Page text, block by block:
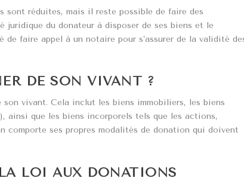
sont réduites, mais il reste possible de faire des
du donateur à disposer de ses biens et le
faire appel à un notaire pour s’assurer de la validité
DE SON VIVANT ?
vivant. Cela inclut les biens immobiliers, les biens
ainsi que les biens incorporels tels que les actions,
ses propres modalités de donation qui doivent
LOI AUX DONATIONS